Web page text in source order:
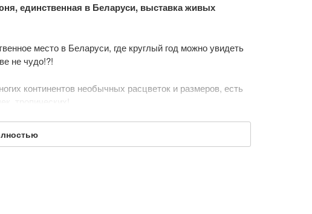
единственная в Беларуси, выставка живых
место в Беларуси, где круглый год можно увидеть
не чудо!?!
континентов необычных расцветок и размеров, есть
тропических!
живых тропических бабочек в Минске. В
за процессом рождения, питания и полетом